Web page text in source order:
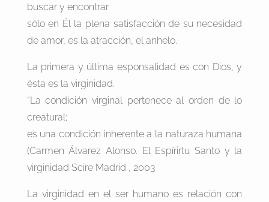
buscar y encontrar
sólo en Él la plena satisfacción de su necesidad
de amor, es la atracción, el anhelo.
La primera y última esponsalidad es con Dios, y
ésta es la virginidad.
“La condición virginal pertenece al orden de lo
creatural;
es una condición inherente a la naturaza humana
(Carmen Álvarez Alonso. El Espírirtu Santo y la
virginidad Scire Madrid , 2003
La virginidad en el ser humano es relación con